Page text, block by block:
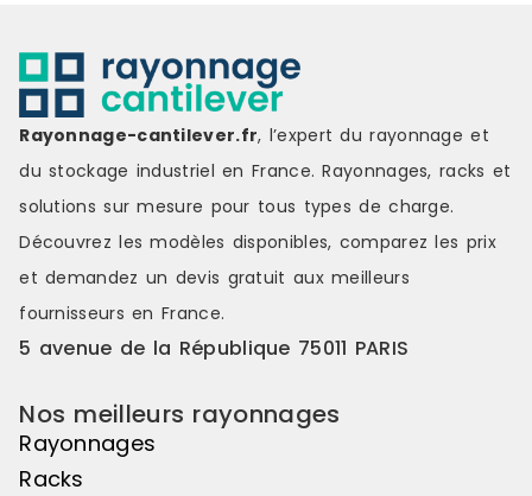
Rayonnage-cantilever.fr, l’expert du rayonnage et
du stockage industriel en France. Rayonnages, racks et
solutions sur mesure pour tous types de charge.
Découvrez les modèles disponibles, comparez les prix
et demandez un devis gratuit aux meilleurs
fournisseurs en France.
5 avenue de la République 75011 PARIS
Nos meilleurs rayonnages
Rayonnages
Racks